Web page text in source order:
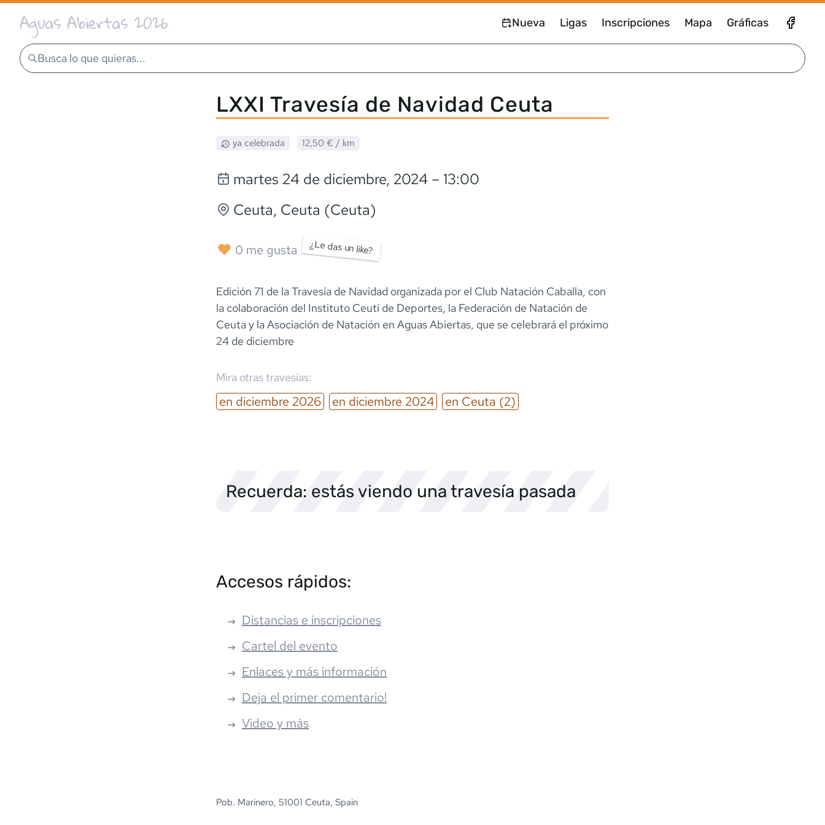
Aguas Abiertas 2026 Nueva Ligas Inscripciones Mapa Gráficas
Busca lo que quieras...
LXXI Travesía de Navidad Ceuta
ya celebrada 12,50 € / km
martes 24 de diciembre, 2024 – 13:00
Ceuta, Ceuta (Ceuta)
0 me gusta ¿Le das un like?
Edición 71 de la Travesía de Navidad organizada por el Club Natación Caballa, con
la colaboración del Instituto Ceutí de Deportes, la Federación de Natación de
Ceuta y la Asociación de Natación en Aguas Abiertas, que se celebrará el próximo
24 de diciembre
Mira otras travesías:
en diciembre 2026 en diciembre 2024 en Ceuta (2)
Recuerda: estás viendo una travesía pasada
Accesos rápidos:
Distancias e inscripciones
Cartel del evento
Enlaces y más información
Deja el primer comentario!
Video y más
Pob. Marinero, 51001 Ceuta, Spain